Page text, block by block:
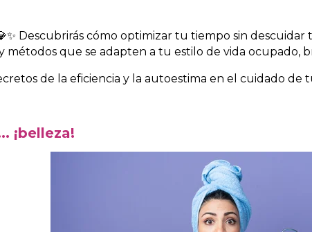
Descubrirás cómo optimizar tu tiempo sin
que se adapten a tu estilo de vida ocupado,
de la eficiencia y la autoestima en el cuidado de
¡belleza!